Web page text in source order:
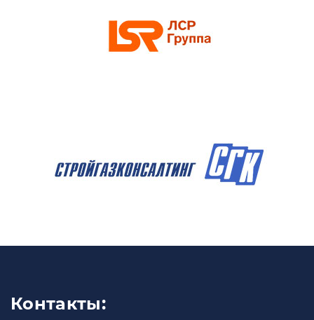
Контакты: